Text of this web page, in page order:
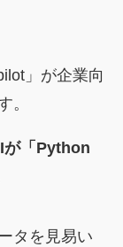
」が企業向
。
が「Python
タを見易い